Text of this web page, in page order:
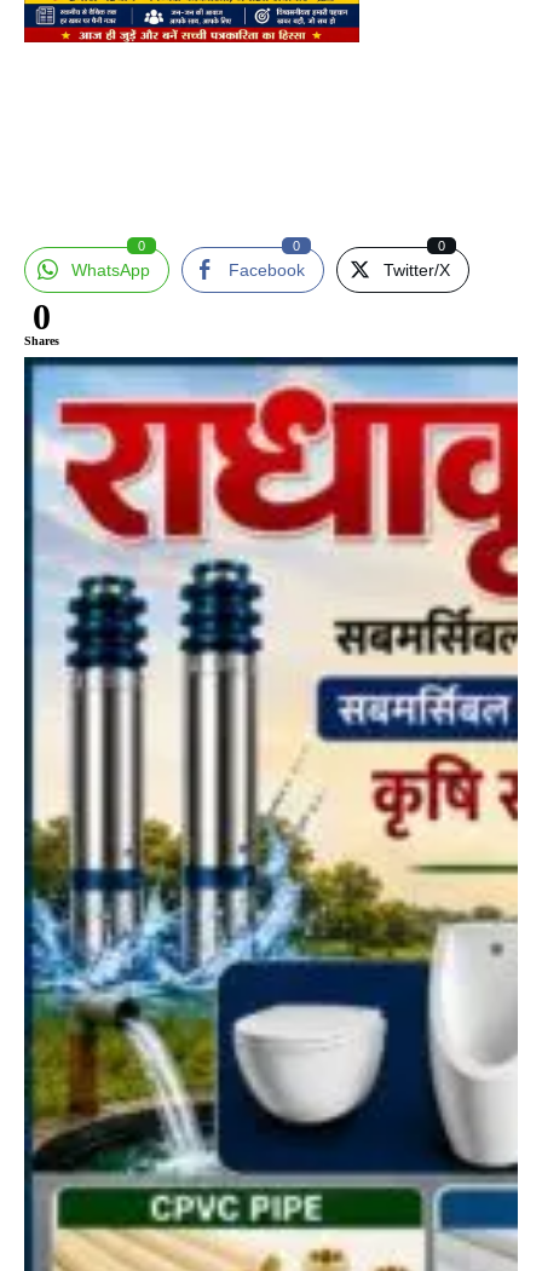
WhatsApp
0
Facebook
0
Twitter/X
0
0
Shares